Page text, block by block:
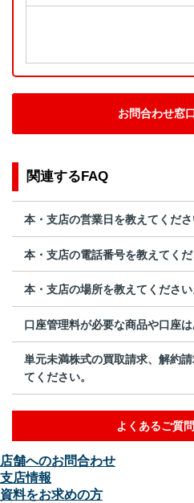
お問合わせ窓
関連するFAQ
本・支店の営業日を教えてくださ
本・支店の電話番号を教えてくだ
本・支店の場所を教えてください
口座管理料が必要な商品や口座は
単元未満株式の買取請求、解約
てください。
よくあるご質
店舗へのお問合わせ
支店情報
資料をお求めの方